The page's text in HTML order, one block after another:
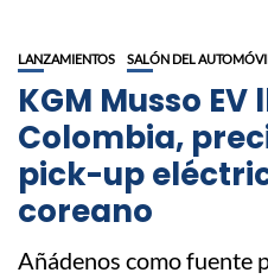
LANZAMIENTOS SALÓN DEL
KGM Musso EV
Colombia,
pick-up
coreano
Añádenos como fuente